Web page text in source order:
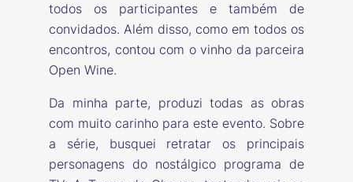
todos os participantes e também de
convidados. Além disso, como em todos os
encontros, contou com o vinho da parceira
Open Wine.
Da minha parte, produzi todas as obras
com muito carinho para este evento. Sobre
a série, busquei retratar os principais
personagens do nostálgico programa de